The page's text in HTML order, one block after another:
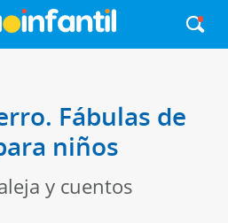
Fábulas de
niños
y cuentos